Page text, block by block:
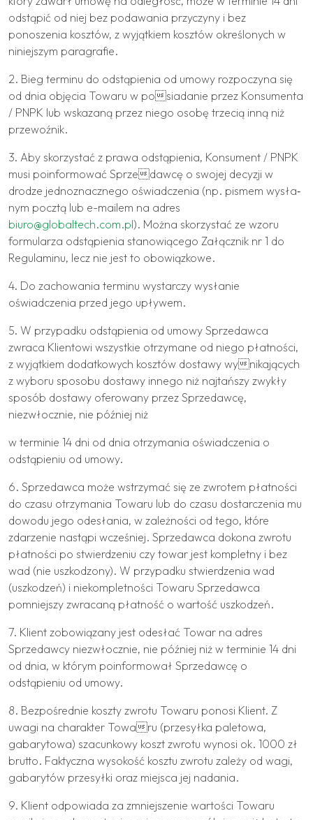
odstąpić od niej bez podawania przyczyny i bez
ponoszenia kosztów, z wyjątkiem kosztów określonych w
niniejszym paragrafie.
2. Bieg terminu do odstąpienia od umowy rozpoczyna się
od dnia objęcia Towaru w posiadanie przez Konsumenta
/ PNPK lub wskazaną przez niego osobę trzecią inną niż
przewoźnik.
3. Aby skorzystać z prawa odstąpienia, Konsument / PNPK
musi poinformować Sprzedawcę o swojej decyzji w
drodze jednoznacznego oświadczenia (np. pismem wysła‐
nym pocztą lub e-mailem na adres
biuro@globaltech.com.pl). Można skorzystać ze wzoru
formularza odstąpienia stanowiącego Załącznik nr 1 do
Regulaminu, lecz nie jest to obowiązkowe.
4. Do zachowania terminu wystarczy wysłanie
oświadczenia przed jego upływem.
5. W przypadku odstąpienia od umowy Sprzedawca
zwraca Klientowi wszystkie otrzymane od niego płatności,
z wyjątkiem dodatkowych kosztów dostawy wynikających
z wyboru sposobu dostawy innego niż najtańszy zwykły
sposób dostawy oferowany przez Sprzedawcę,
niezwłocznie, nie później niż
w terminie 14 dni od dnia otrzymania oświadczenia o
odstąpieniu od umowy.
6. Sprzedawca może wstrzymać się ze zwrotem płatności
do czasu otrzymania Towaru lub do czasu dostarczenia mu
dowodu jego odesłania, w zależności od tego, które
zdarzenie nastąpi wcześniej. Sprzedawca dokona zwrotu
płatności po stwierdzeniu czy towar jest kompletny i bez
wad (nie uszkodzony). W przypadku stwierdzenia wad
(uszkodzeń) i niekompletności Towaru Sprzedawca
pomniejszy zwracaną płatność o wartość uszkodzeń.
7. Klient zobowiązany jest odesłać Towar na adres
Sprzedawcy niezwłocznie, nie później niż w terminie 14 dni
od dnia, w którym poinformował Sprzedawcę o
odstąpieniu od umowy.
8. Bezpośrednie koszty zwrotu Towaru ponosi Klient. Z
uwagi na charakter Towaru (przesyłka paletowa,
gabarytowa) szacunkowy koszt zwrotu wynosi ok. 1000 zł
brutto. Faktyczna wysokość kosztu zwrotu zależy od wagi,
gabarytów przesyłki oraz miejsca jej nadania.
9. Klient odpowiada za zmniejszenie wartości Towaru